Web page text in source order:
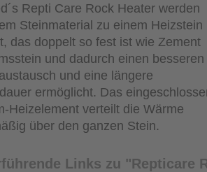
Repti Care Rock Heater werden
Steinmaterial zu einem Heizstein
das doppelt so fest ist wie Zement
und dadurch einen besseren
und eine längere
ermöglicht. Das
Heizelement verteilt die Wärme
über den ganzen Stein.
Links zu "Repticare